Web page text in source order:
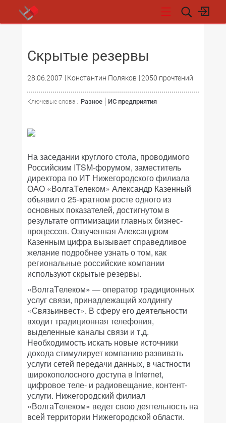
Скрытые резервы
28.06.2007 Константин Поляков 2050 прочтений
Ключевые слова : Разное ИС предприятия
На заседании круглого стола, проводимого
Российским ITSM-форумом, заместитель
директора по ИТ Нижегородского филиала
ОАО «ВолгаTелеком» Александр Казенный
объявил о 25-кратном росте одного из
основных показателей, достигнутом в
результате оптимизации главных бизнес-
процессов. Озвученная Александром
Казенным цифра вызывает справедливое
желание подробнее узнать о том, как
региональные российские компании
используют скрытые резервы.
«ВолгаTелеком» — оператор традиционных
услуг связи, принадлежащий холдингу
«Связьинвест». В сферу его деятельности
входит традиционная телефония,
выделенные каналы связи и т.д.
Необходимость искать новые источники
дохода стимулирует компанию развивать
услуги сетей передачи данных, в частности
широкополосного доступа в Internet,
цифровое теле- и радиовещание, контент-
услуги. Нижегородский филиал
«ВолгаTелеком» ведет свою деятельность на
всей территории Нижегородской области.